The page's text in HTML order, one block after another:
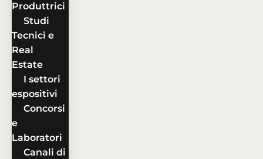
Produttrici
Studi
Tecnici e
Real
Estate
I settori
espositivi
Concorsi
e
Laboratori
Canali di